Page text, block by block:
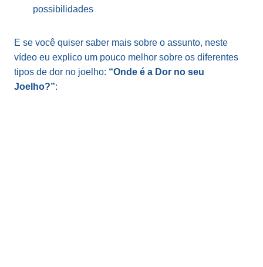
possibilidades
E se você quiser saber mais sobre o assunto, neste
vídeo eu explico um pouco melhor sobre os diferentes
tipos de dor no joelho: “Onde é a Dor no seu
Joelho?”: